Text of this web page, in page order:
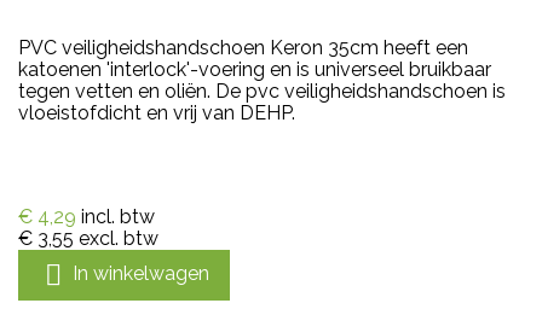
PVC veiligheidshandschoen Keron 35cm heeft een
katoenen 'interlock'-voering en is universeel bruikbaar
tegen vetten en oliën. De pvc veiligheidshandschoen is
vloeistofdicht en vrij van DEHP.
€ 4,29 incl. btw
€ 3,55 excl. btw
 In winkelwagen